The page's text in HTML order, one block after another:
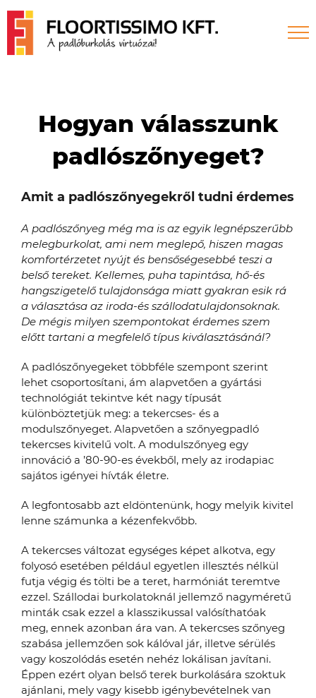
Skip
content
Hogyan válasszunk
padlószőnyeget?
Amit a padlószőnyegekről tudni érdemes
A padlószőnyeg még ma is az egyik legnépszerűbb
melegburkolat, ami nem meglepő, hiszen magas
komfortérzetet nyújt és bensőségesebbé teszi a
belső tereket. Kellemes, puha tapintása, hő-és
hangszigetelő tulajdonsága miatt gyakran esik rá
a választása az iroda-és szállodatulajdonsoknak.
De mégis milyen szempontokat érdemes szem
előtt tartani a megfelelő típus kiválasztásánál?
A padlószőnyegeket többféle szempont szerint
lehet csoportosítani, ám alapvetően a gyártási
technológiát tekintve két nagy típusát
különböztetjük meg: a tekercses- és a
modulszőnyeget. Alapvetően a szőnyegpadló
tekercses kivitelű volt. A modulszőnyeg egy
innováció a ’80-90-es évekből, mely az irodapiac
sajátos igényei hívták életre.
A legfontosabb azt eldöntenünk, hogy melyik kivitel
lenne számunka a kézenfekvőbb.
A tekercses változat egységes képet alkotva, egy
folyosó esetében például egyetlen illesztés nélkül
futja végig és tölti be a teret, harmóniát teremtve
ezzel. Szállodai burkolatoknál jellemző nagyméretű
minták csak ezzel a klasszikussal valósíthatóak
meg, ennek azonban ára van. A tekercses szőnyeg
szabása jellemzően sok kálóval jár, illetve sérülés
vagy koszolódás esetén nehéz lokálisan javítani.
Éppen ezért olyan belső terek burkolására szoktuk
ajánlani, mely vagy kisebb igénybevételnek van